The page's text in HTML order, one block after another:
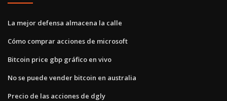
La mejor defensa almacena la calle
Cómo comprar acciones de microsoft
Bitcoin price gbp gráfico en vivo
No se puede vender bitcoin en australia
Precio de las acciones de dgly